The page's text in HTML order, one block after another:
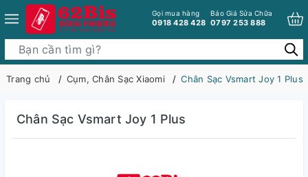
Gọi mua hàng
0918 428 428
Báo Giá Sửa Chữa
0797 253 888
Trang chủ Cụm, Chân Sạc Xiaomi Chân Sạc Vsmart Joy 1 Plus
Chân Sạc Vsmart Joy 1 Plus